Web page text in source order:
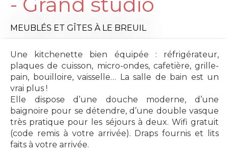
MEUBLÉS ET GÎTES À LE BREUIL
Une kitchenette bien équipée : réfrigérateur,
plaques de cuisson, micro-ondes, cafetière, grille-
pain, bouilloire, vaisselle… La salle de bain est un
vrai plus !
Elle dispose d’une douche moderne, d’une
baignoire pour se détendre, d’une double vasque
très pratique pour les séjours à deux. Wifi gratuit
(code remis à votre arrivée). Draps fournis et lits
faits à votre arrivée.